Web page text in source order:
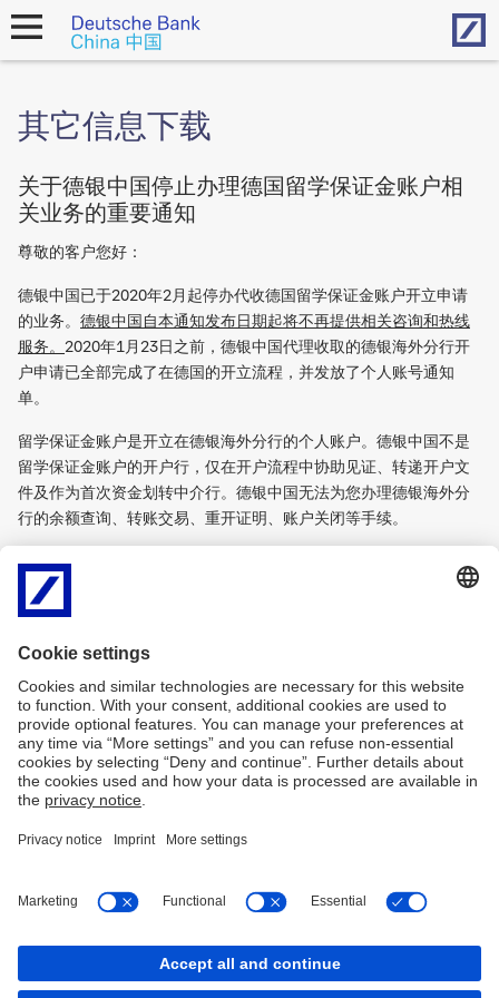
open
其它信息下载
关于德银中国停止办理德国留学保证金账户相
关业务的重要通知
尊敬的客户您好：
德银中国已于2020年2月起停办代收德国留学保证金账户开立申请
的业务。 德银中国自本通知发布日期起将不再提供相关咨询和热线
服务。 2020年1月23日之前，德银中国代理收取的德银海外分行开
户申请已全部完成了在德国的开立流程，并发放了个人账号通知
单。
留学保证金账户是开立在德银海外分行的个人账户。德银中国不是
留学保证金账户的开户行，仅在开户流程中协助见证、转递开户文
件及作为首次资金划转中介行。德银中国无法为您办理德银海外分
行的余额查询、转账交易、重开证明、账户关闭等手续。
关于已开立的留学保证金账户的相关业务办理，请参见德银德国留
学保证金账户官方网站的介绍，并直接与德银德国学生中心进行联
系。
请注意，德银德国目前也已停止办理留学保证金账户的新开立业
务。如您仍想延用原德银德国的个人账户进行新的签证申请，请务
必先与德银德国学生中心确认您账户的状态是否允许操作。
德银德国留学保证金账户官方网站如下：
https://www.deutsche-bank.de/pfb/content/pk-konto-und-karte-
印记 法律声明 Cookies